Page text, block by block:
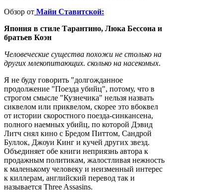
Обзор от Майи Ставитской:
Япония в стиле Тарантино, Люка Бессона и
братьев Коэн
Человеческие существа похожи не столько на
других млекопитающих. сколько на насекомых.
Я не буду говорить "долгожданное
продолжение "Поезда убийц", потому, что в
строгом смысле "Кузнечика" нельзя назвать
сиквелом или приквелом, скорее это вбоквел
от истории скоростного поезда-синкансена,
полного наемных убийц, по которой Дэвид
Литч снял кино с Бредом Питтом, Сандрой
Буллок, Джоуи Кинг и кучей других звезд.
Объединяет обе книги неприязнь автора к
продажным политикам, жалостливая нежность
к маленькому человеку и неизменный интерес
к киллерам, английский перевод так и
называется Three Assasins.